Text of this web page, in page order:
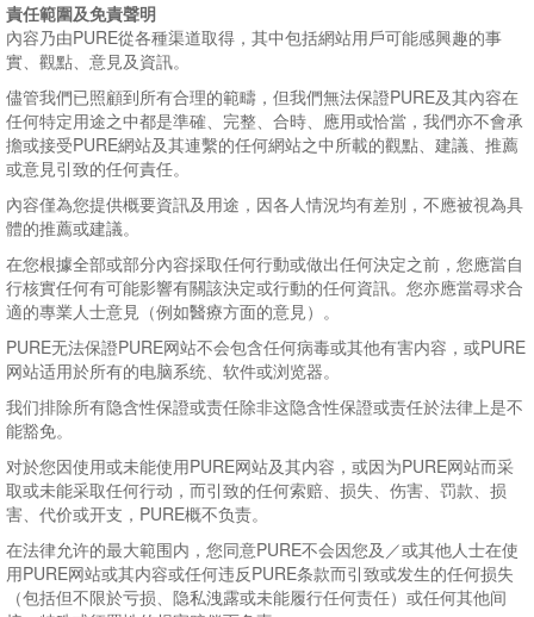
責任範圍及免責聲明
內容乃由PURE從各種渠道取得，其中包括網站用戶可能感興趣的事
實、觀點、意見及資訊。
儘管我們已照顧到所有合理的範疇，但我們無法保證PURE及其內容在
任何特定用途之中都是準確、完整、合時、應用或恰當，我們亦不會承
擔或接受PURE網站及其連繫的任何網站之中所載的觀點、建議、推薦
或意見引致的任何責任。
內容僅為您提供概要資訊及用途，因各人情況均有差別，不應被視為具
體的推薦或建議。
在您根據全部或部分內容採取任何行動或做出任何決定之前，您應當自
行核實任何有可能影響有關該決定或行動的任何資訊。您亦應當尋求合
適的專業人士意見（例如醫療方面的意見）。
PURE无法保證PURE网站不会包含任何病毒或其他有害内容，或PURE
网站适用於所有的电脑系统、软件或浏览器。
我们排除所有隐含性保證或责任除非这隐含性保證或责任於法律上是不
能豁免。
对於您因使用或未能使用PURE网站及其内容，或因为PURE网站而采
取或未能采取任何行动，而引致的任何索赔、损失、伤害、罚款、损
害、代价或开支，PURE概不负责。
在法律允许的最大範围内，您同意PURE不会因您及／或其他人士在使
用PURE网站或其内容或任何违反PURE条款而引致或发生的任何损失
（包括但不限於亏损、隐私洩露或未能履行任何责任）或任何其他间